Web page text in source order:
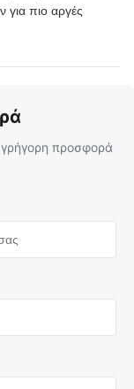
για πιο αργές
προσφορά